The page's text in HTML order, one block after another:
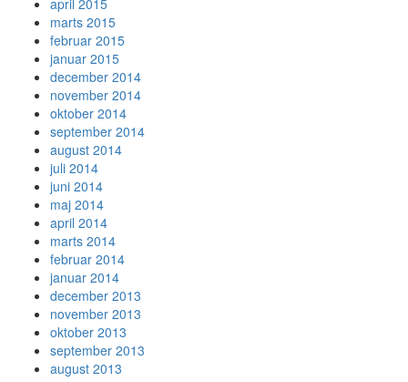
marts 2015
februar 2015
januar 2015
december 2014
november 2014
oktober 2014
september 2014
august 2014
juli 2014
juni 2014
maj 2014
april 2014
marts 2014
februar 2014
januar 2014
december 2013
november 2013
oktober 2013
september 2013
august 2013